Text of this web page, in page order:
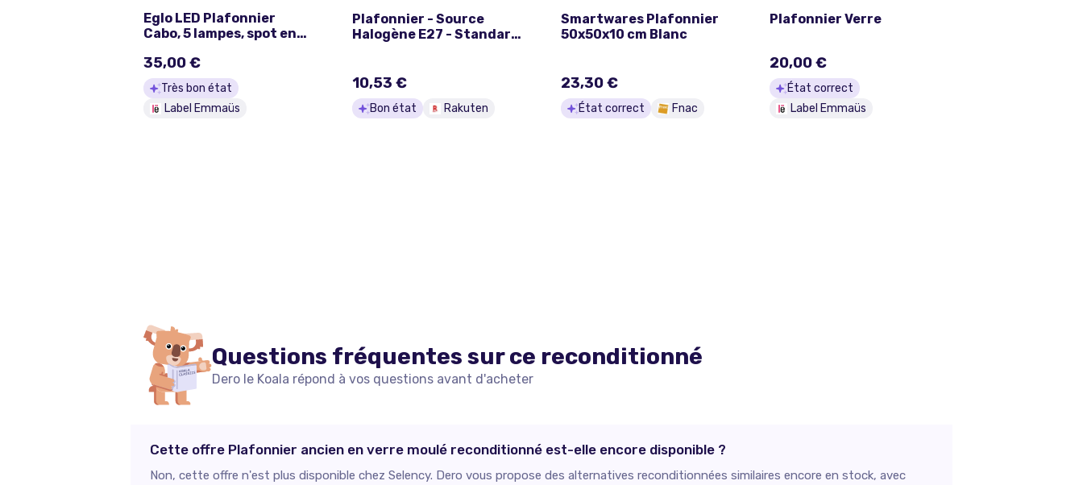
Eglo LED Plafonnier
Cabo, 5 lampes, spot en
douille GU10, 35cm.
35,00 €
Très bon état
Label Emmaüs
Plafonnier - Source
Halogène E27 - Standard
10,53 €
Bon état Rakuten
Smartwares Plafonnier
50x50x10 cm Blanc
23,30 €
État correct Fnac
Plafonnier Verre
20,00 €
État correct
Label Emmaüs
Questions fréquentes sur ce reconditionné
Dero le Koala répond à vos questions avant d'acheter
Cette offre Plafonnier ancien en verre moulé reconditionné est-elle encore disponible ?
Non, cette offre n'est plus disponible chez Selency. Dero vous propose des alternatives reconditionnées similaires encore en stock, avec